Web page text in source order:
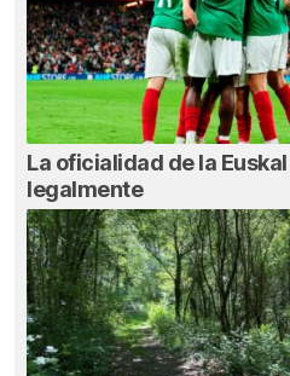
La oficialidad de la
legalmente